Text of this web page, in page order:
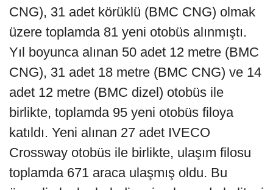
CNG), 31 adet körüklü (BMC CNG) olmak
üzere toplamda 81 yeni otobüs alınmıştı.
Yıl boyunca alınan 50 adet 12 metre (BMC
CNG), 31 adet 18 metre (BMC CNG) ve 14
adet 12 metre (BMC dizel) otobüs ile
birlikte, toplamda 95 yeni otobüs filoya
katıldı. Yeni alınan 27 adet IVECO
Crossway otobüs ile birlikte, ulaşım filosu
toplamda 671 araca ulaşmış oldu. Bu